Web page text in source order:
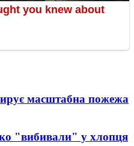
масштабна пожежа
"вибивали" у хлопця